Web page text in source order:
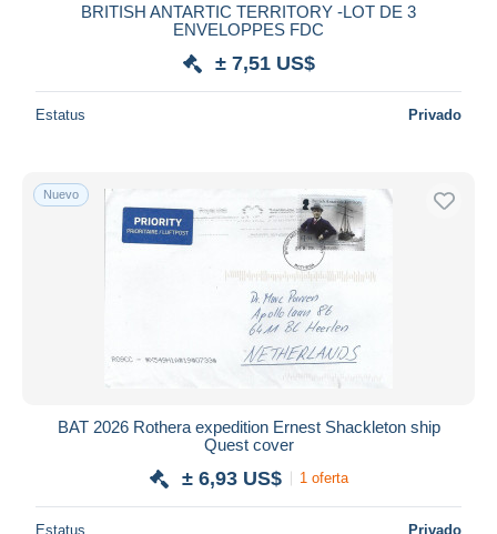
BRITISH ANTARTIC TERRITORY -LOT DE 3
ENVELOPPES FDC
± 7,51 US$
Estatus Privado
Nuevo
BAT 2026 Rothera expedition Ernest Shackleton ship
Quest cover
± 6,93 US$ 1 oferta
Estatus Privado